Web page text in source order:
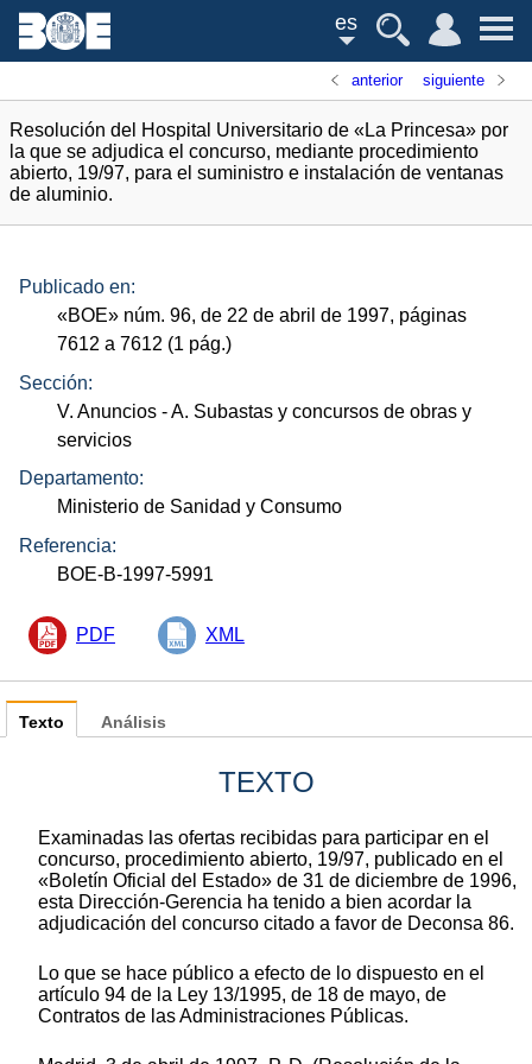
es
anterior siguiente
Resolución del Hospital Universitario de «La Princesa» por
la que se adjudica el concurso, mediante procedimiento
abierto, 19/97, para el suministro e instalación de ventanas
de aluminio.
Publicado en:
«BOE» núm. 96, de 22 de abril de 1997, páginas
7612 a 7612 (1 pág.)
Sección:
V. Anuncios - A. Subastas y concursos de obras y
servicios
Departamento:
Ministerio de Sanidad y Consumo
Referencia:
BOE-B-1997-5991
PDF XML
Texto
TEXTO
Examinadas las ofertas recibidas para participar en el
concurso, procedimiento abierto, 19/97, publicado en el
«Boletín Oficial del Estado» de 31 de diciembre de 1996,
esta Dirección-Gerencia ha tenido a bien acordar la
adjudicación del concurso citado a favor de Deconsa 86.
Lo que se hace público a efecto de lo dispuesto en el
artículo 94 de la Ley 13/1995, de 18 de mayo, de
Contratos de las Administraciones Públicas.
Análisis